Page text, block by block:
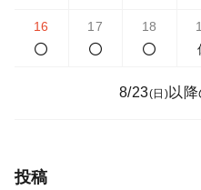
16 17 18
8/23(日) 以
投稿